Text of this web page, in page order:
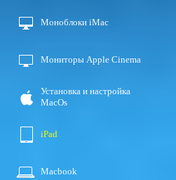
Моноблоки iMac
Мониторы Apple Cinema
Установка и настройка
MacOs
iPad
Macbook